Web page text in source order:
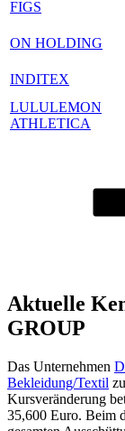
FIGS
ON HOLDING
INDITEX
LULULEMON
ATHLETICA
Aktuelle
GROUP
Das Unternehmen
Bekleidung/Textil
Kursveränderung
35,600 Euro. Beim